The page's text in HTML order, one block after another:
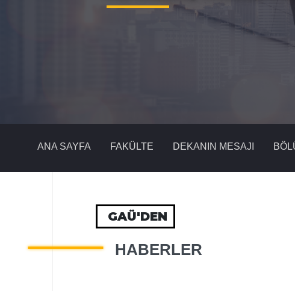
ANA SAYFA FAKÜLTE DEKANIN MESAJI
GAÜ'DEN
HABERLER